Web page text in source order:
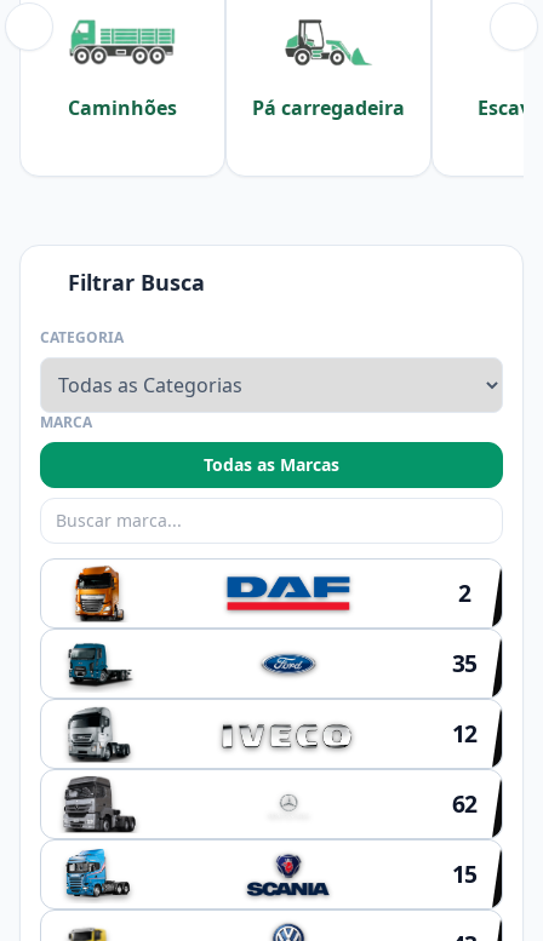
Caminhões Pá carregadeira
Filtrar Busca
CATEGORIA
MARCA
Todas as Marcas
2
35
12
62
15